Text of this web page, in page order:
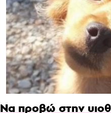
Να προβώ στην